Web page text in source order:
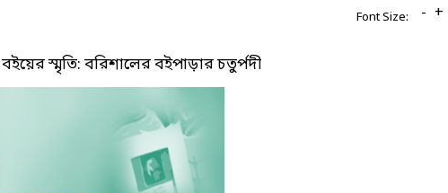
স্মৃতি: বরিশালের বইপাড়ার চতুর্পদী
Font Size: - +